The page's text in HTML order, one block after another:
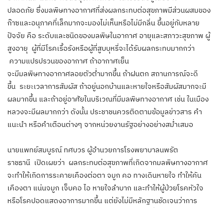
ปลอดภัย ซึ่งมลพิษทางอากาศที่ส่งผลกระทบต่อสุขภาพมีส่วนผสมของ
ก๊าซและอนุภาคที่เล็กมากจะมองไม่เห็นหรือไม่มีกลิ่น ขึ้นอยู่กับหลาย
ปัจจัย คือ ระดับและชนิดของมลพิษในอากาศ อายุและสภาวะสุข​ภาพ ผู้
สูงอายุ ผู้ที่มีโรคเรื้อรังหรือผู้ที่สูบบุหรี่จะได้รับผลกระทบมากกว่า
ความแปรปรวนของอากาศ ถ้าอากาศเย็น
จะมีมลพิษทางอากาศลอยตัวต่ำมากขึ้น ถ้าฝนตก สถานการณ์จะดี
ขึ้น ระยะเวลาการสัมผัส ถ้าอยู่นอกบ้านและหายใจหรือสัมผัสมากจะมี
ผลมากขึ้น และถ้าอยู่อาศัยในบริเวณที่มีมลพิษทางอากาศ เช่น ในเมือง
หลวงจะมีผลมากกว่า ดังนั้น ประชาชนควรติดตามข้อมูลข่าวสาร คำ
แนะนำ หรือคำเตือนต่างๆ จากหน่วยงานรัฐอย่างอย่างสม่ำเสมอ
นายแพทย์สมบูรณ์ ทศบวร ผู้อำนวยการโรงพยาบาลนพรัต
ราชธานี เปิดเผยว่า ผลกระทบต่อสุขภาพที่เกิดจากมลพิษทางอากาศ
จะทำให้เกิดการระคายเคืองต่อตา จมูก คอ ทางเดินหายใจ ทำให้คัน
เคืองตา แน่นจมูก เจ็บคอ ไอ หายใจลำบาก และทำให้ผู้ป่วยโรคหัวใจ
หรือโรคปอดแสดงอาการมากขึ้น แต่ยังไม่มีหลักฐานชัดเจนว่าการ